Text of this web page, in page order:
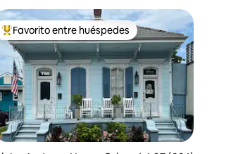
Favorito entre huéspedes preferido
Favorito entre huéspedes